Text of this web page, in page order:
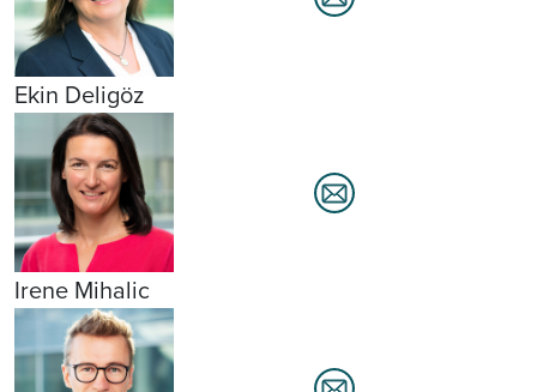
Ekin Deligöz
Irene Mihalic